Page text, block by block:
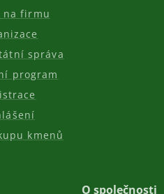
na firmu
správa
program
kmenů
O společnosti